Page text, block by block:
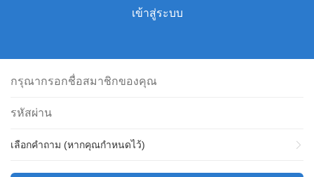
เข้าสู่ระบบ
เลือกคำถาม (หากคุณกำหนดไว้)